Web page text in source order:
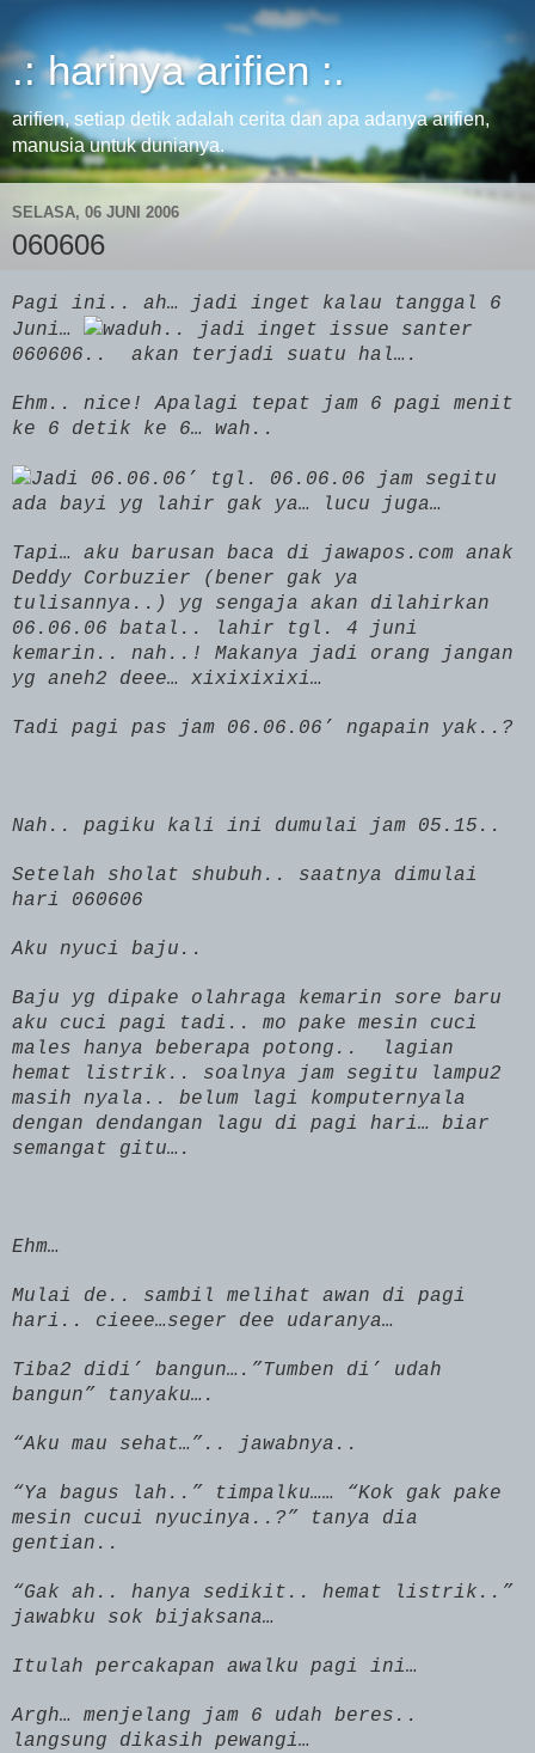
.: harinya arifien :.
arifien, setiap detik adalah cerita dan apa adanya arifien,
manusia untuk dunianya.
SELASA, 06 JUNI 2006
060606
Pagi ini.. ah… jadi inget kalau tanggal 6
Juni…
waduh.. jadi inget issue santer
060606..
akan terjadi suatu hal….
Ehm.. nice! Apalagi tepat jam 6 pagi menit
ke 6 detik ke 6… wah..
Jadi 06.06.06’ tgl. 06.06.06 jam segitu
ada bayi yg lahir gak ya… lucu juga…
Tapi… aku barusan baca di jawapos.com anak
Deddy Corbuzier (bener gak ya
tulisannya..) yg sengaja akan dilahirkan
06.06.06 batal.. lahir tgl. 4 juni
kemarin.. nah..! Makanya jadi orang jangan
yg aneh2 deee… xixixixixi…
Tadi pagi pas jam 06.06.06’ ngapain yak..?
Nah.. pagiku kali ini dumulai jam 05.15..
Setelah sholat shubuh.. saatnya dimulai
hari 060606
Aku nyuci baju..
Baju yg dipake olahraga kemarin sore baru
aku cuci pagi tadi.. mo pake mesin cuci
males hanya beberapa potong..
lagian
hemat listrik.. soalnya jam segitu lampu2
masih nyala.. belum lagi komputernyala
dengan dendangan lagu di pagi hari… biar
semangat gitu….
Ehm…
Mulai de.. sambil melihat awan di pagi
hari.. cieee…seger dee udaranya…
Tiba2 didi’ bangun….”Tumben di’ udah
bangun” tanyaku….
“Aku mau sehat…”.. jawabnya..
“Ya bagus lah..” timpalku…… “Kok gak pake
mesin cucui nyucinya..?” tanya dia
gentian..
“Gak ah.. hanya sedikit.. hemat listrik..”
jawabku sok bijaksana…
Itulah percakapan awalku pagi ini…
Argh… menjelang jam 6 udah beres..
langsung dikasih pewangi…